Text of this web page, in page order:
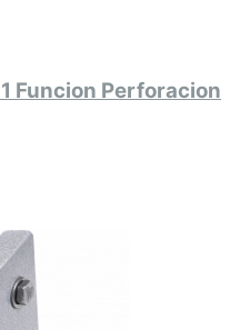
Funcion Perforacion